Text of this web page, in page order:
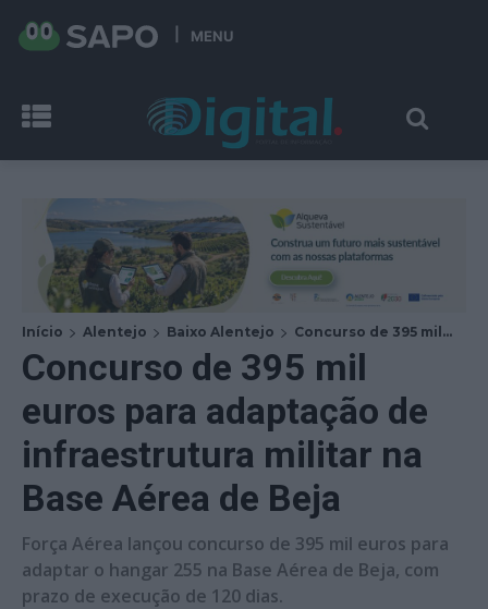
MENU
Início Alentejo Baixo Alentejo Concurso de 395 mil...
Concurso de 395 mil
euros para adaptação de
infraestrutura militar na
Base Aérea de Beja
Força Aérea lançou concurso de 395 mil euros para
adaptar o hangar 255 na Base Aérea de Beja, com
prazo de execução de 120 dias.